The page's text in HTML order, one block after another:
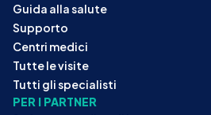
Guida alla salute
Supporto
Centri medici
Tutte le visite
Tutti gli specialisti
PER I PARTNER